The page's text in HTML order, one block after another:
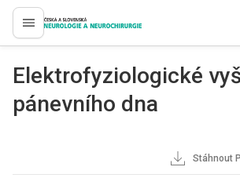
proLékaře.cz
Elektrofyziologické
pánevního dna
Stáhnout